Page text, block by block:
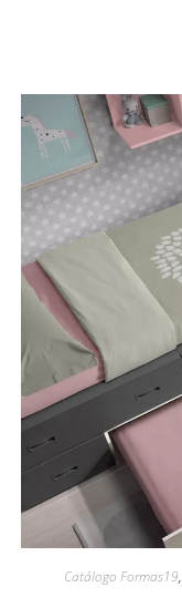
Catálogo Formas19,